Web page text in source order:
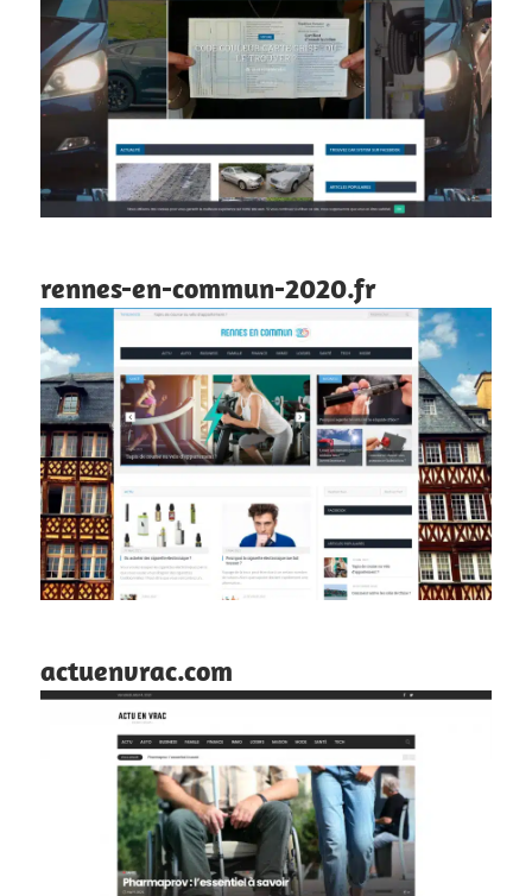
rennes-en-commun-2020.fr
actuenvrac.com